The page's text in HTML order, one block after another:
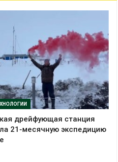
дрейфующая станция
21-месячную экспедицию